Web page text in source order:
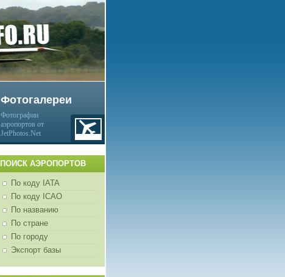
Фотогалереи
Фотографии
аэропортов от
JetPhotos.Net
ПОИСК АЭРОПОРТОВ
По коду IATA
По коду ICAO
По названию
По стране
По городу
Экспорт базы